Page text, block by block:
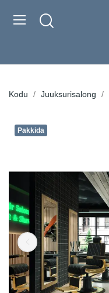
Kodu Juuksurisalong
Pakkida